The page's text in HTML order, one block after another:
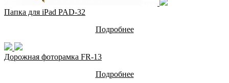
Папка для iPad PAD-32
Подробнее
Дорожная фоторамка FR-13
Подробнее